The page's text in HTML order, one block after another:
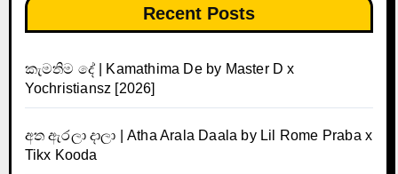
Recent Posts
කැමතිම දේ | Kamathima De by Master D x
Yochristiansz [2026]
අත ඇරලා දාලා | Atha Arala Daala by Lil Rome Praba x
Tikx Kooda